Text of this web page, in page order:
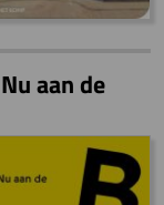
aan de